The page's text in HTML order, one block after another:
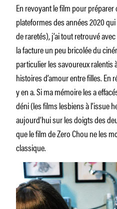
En revoyant le film pour
plateformes des années 2020
de raretés), j’ai tout retrouvé
la facture un peu bricolée du
particulier les savoureux ralentis
histoires d’amour entre filles. En
y en a. Si ma mémoire les a
déni (les films lesbiens à l’issue
aujourd’hui sur les doigts des
que le film de Zero Chou ne les
classique.